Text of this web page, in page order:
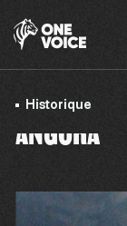
ANGORA
Historique
La situation
Chiffres clés